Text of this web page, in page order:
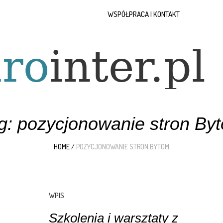
WSPÓŁPRACA I KONTAKT
pozycjonowanie stron
HOME/ POZYCJONOWANIE STRON BYTOM
WPIS
Szkolenia i warsztaty z